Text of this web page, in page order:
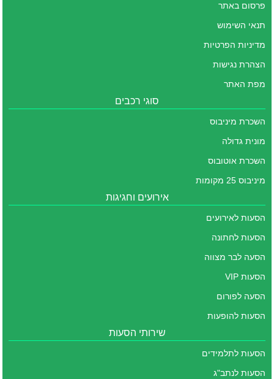
פרסום באתר
תנאי השימוש
מדיניות הפרטיות
הצהרת נגישות
מפת האתר
סוגי רכבים
השכרת מיניבוס
מונית גדולה
השכרת אוטובוס
מיניבוס 25 מקומות
אירועים וחגיגות
הסעות לאירועים
הסעות לחתונה
הסעה לבר מצווה
הסעות VIP
הסעה לפורום
הסעות להופעות
שירותי הסעות
הסעות לתלמידים
הסעות לנתב"ג